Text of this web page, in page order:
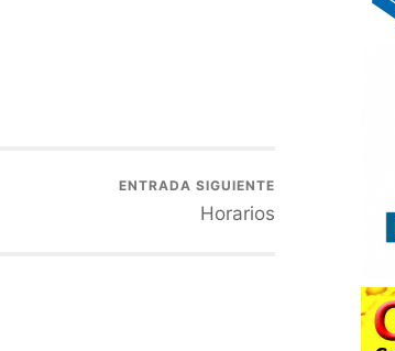
ENTRADA SIGUIENTE
Horarios